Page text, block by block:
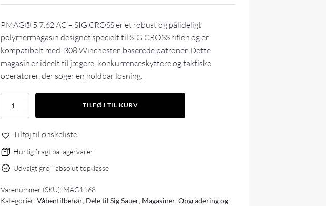
PMAG® 5 7.62 AC – SIG CROSS er et robust og pålideligt
polymermagasin designet specielt til SIG CROSS riflen og er
kompatibelt med .308 Winchester-baserede patroner. Dette
magasin er ideelt til jægere, konkurrenceskyttere og taktiske
operatører, der søger en holdbar løsning.
Magpul
7.62
AC
–
CROSS
TILFØJ TIL KURV
Tilføj til ønskeliste
Hurtig fragt på lagervarer
Udvalgt grej i absolut topklasse
Varenummer (SKU): MAG1168
Kategorier:Våbentilbehør Dele til Sig Sauer Magasiner ,Opgradering og